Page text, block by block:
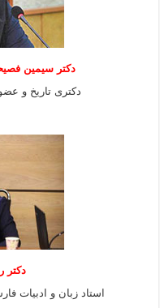
دکتر سیمین
دکتری تاریخ و
دکتر
استاد زبان و ادبیات